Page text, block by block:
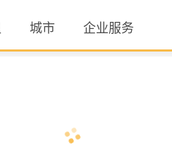
城市 企业服务